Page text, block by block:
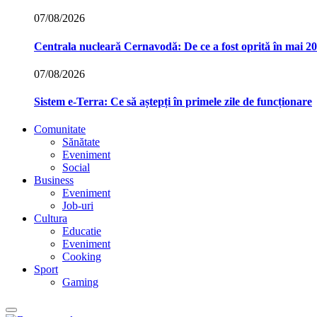
07/08/2026
Centrala nucleară Cernavodă: De ce a fost oprită în mai
07/08/2026
Sistem e-Terra: Ce să aștepți în primele zile de funcționare
Comunitate
Sănătate
Eveniment
Social
Business
Eveniment
Job-uri
Cultura
Educatie
Eveniment
Cooking
Sport
Gaming